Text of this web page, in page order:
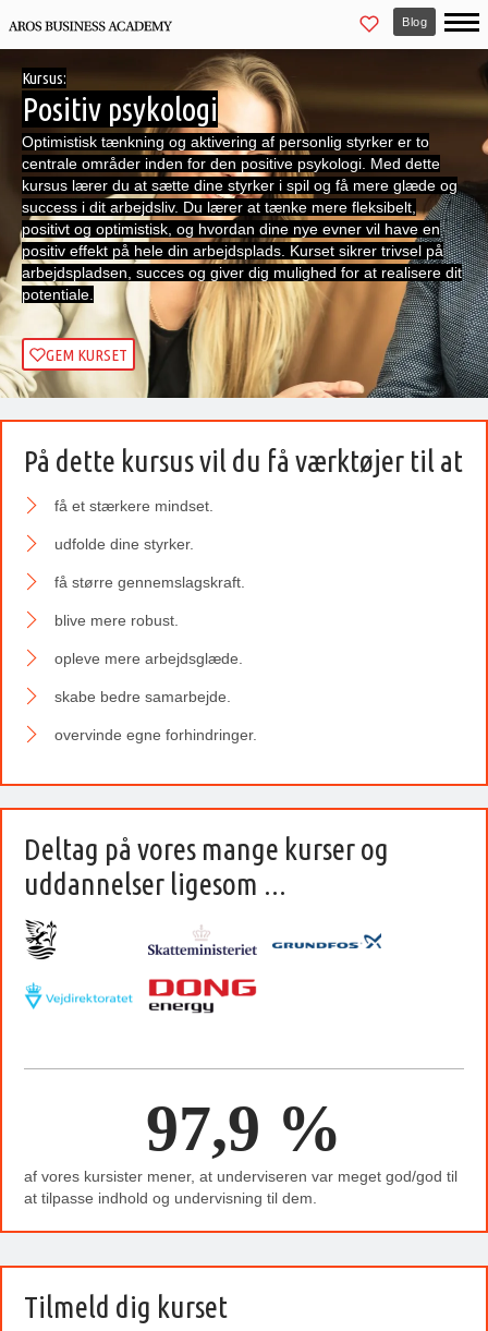
Blog
Kursus:
Positiv psykologi
Optimistisk tænkning og aktivering af personlig styrker er to
centrale områder inden for den positive psykologi. Med dette
kursus lærer du at sætte dine styrker i spil og få mere glæde og
success i dit arbejdsliv. Du lærer at tænke mere fleksibelt,
positivt og optimistisk, og hvordan dine nye evner vil have en
positiv effekt på hele din arbejdsplads. Kurset sikrer trivsel på
arbejdspladsen, succes og giver dig mulighed for at realisere dit
potentiale.
GEM KURSET
På dette kursus vil du få værktøjer til at
få et stærkere mindset.
udfolde dine styrker.
få større gennemslagskraft.
blive mere robust.
opleve mere arbejdsglæde.
skabe bedre samarbejde.
overvinde egne forhindringer.
Deltag på vores mange kurser og
uddannelser ligesom ...
97,9 %
af vores kursister mener, at underviseren var meget god/god til
at tilpasse indhold og undervisning til dem.
Tilmeld dig kurset